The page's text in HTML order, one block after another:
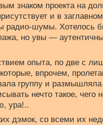
знаком проекта на
и в
радио-шумы. Хотелось
но увы —
опыта, по две с
впрочем,
группу и
нечто такое,
ура!..
дэмок, со всеми их